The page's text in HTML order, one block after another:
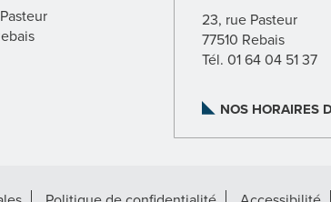
23, rue Pasteur
77510 Rebais
Tél. 01 64 04 51 37
NOS HORAIRES